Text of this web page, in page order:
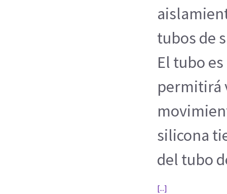
tubos de
El tubo
permitirá
silicona
del tubo
[...]